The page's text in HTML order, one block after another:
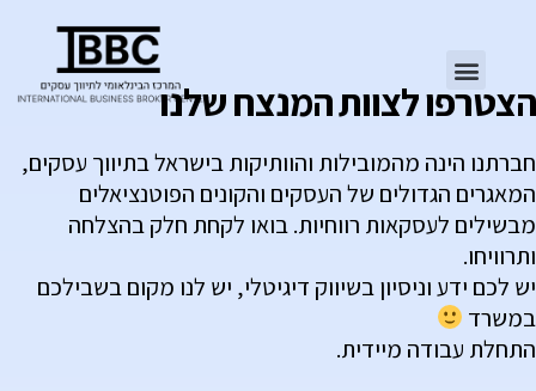
הצטרפו לצוות המנצח שלנו
חברתנו הינה מהמובילות והוותיקות בישראל בתיווך עסקים,
המאגרים הגדולים של העסקים והקונים הפוטנציאלים
מבשילים לעסקאות רווחיות. בואו לקחת חלק בהצלחה
ותרוויחו.
יש לכם ידע וניסיון בשיווק דיגיטלי, יש לנו מקום בשבילכם
במשרד
התחלת עבודה מיידית.